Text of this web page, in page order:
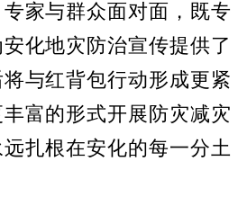
家与群众面对面，既专
化地灾防治宣传提供了
将与红背包行动形成更紧
丰富的形式开展防灾减灾
远扎根在安化的每一分土